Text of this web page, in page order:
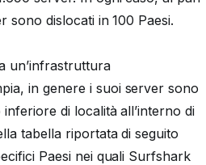
sono dislocati in 100 Paesi.
un’infrastruttura
in genere i suoi server sono
di località all’interno di
tabella riportata di seguito
Paesi nei quali Surfshark